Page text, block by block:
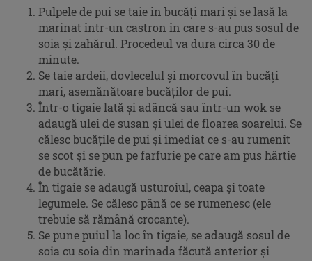
Pulpele de pui se taie în bucăți mari și se lasă la
marinat într-un castron în care s-au pus sosul de
soia și zahărul. Procedeul va dura circa 30 de
minute.
Se taie ardeii, dovlecelul și morcovul în bucăți
mari, asemănătoare bucăților de pui.
Într-o tigaie lată și adâncă sau într-un wok se
adaugă ulei de susan și ulei de floarea soarelui. Se
călesc bucățile de pui și imediat ce s-au rumenit
se scot și se pun pe farfurie pe care am pus hârtie
de bucătărie.
În tigaie se adaugă usturoiul, ceapa și toate
legumele. Se călesc până ce se rumenesc (ele
trebuie să rămână crocante).
Se pune puiul la loc în tigaie, se adaugă sosul de
soia cu soia din marinada făcută anterior și